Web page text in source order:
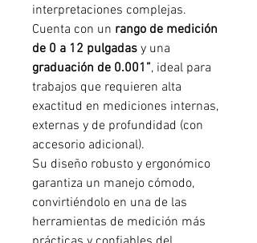
interpretaciones complejas.
Cuenta con un rango de medición
de 0 a 12 pulgadas y una
graduación de 0.001”, ideal para
trabajos que requieren alta
exactitud en mediciones internas,
externas y de profundidad (con
accesorio adicional).
Su diseño robusto y ergonómico
garantiza un manejo cómodo,
convirtiéndolo en una de las
herramientas de medición más